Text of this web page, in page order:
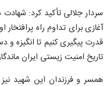
سردار جلالی تأکید کرد: شهادت
آغازی برای تداوم راه
قدرت پیگیری کنیم تا انگیزه
تاریخ امنیت زیستی ایران
همسر و فرزندان این شهید نیز